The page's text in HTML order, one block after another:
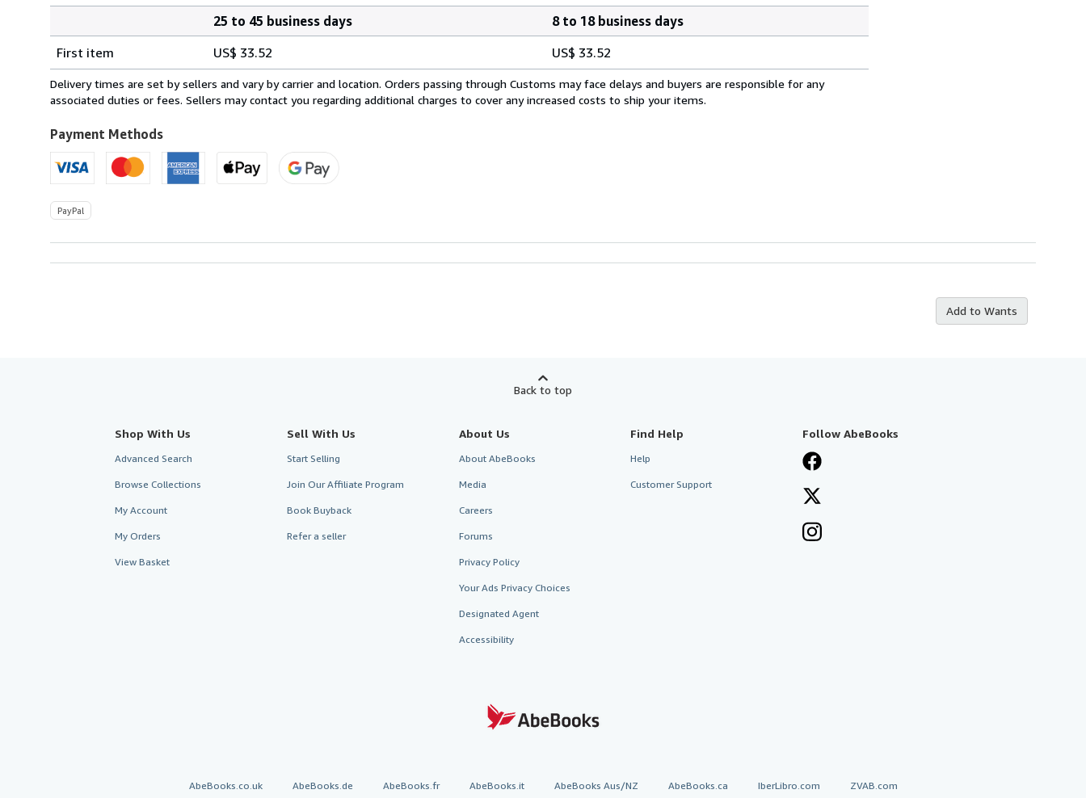
rates
from
Italy
U.S.A.
25 to 45 business days
8 to 18 business days
First item
US$ 33.52 US$ 33.52
Delivery times are set by sellers and vary by carrier and location. Orders passing through Customs may face delays and buyers are responsible for any
associated duties or fees. Sellers may contact you regarding additional charges to cover any increased costs to ship your items.
Payment Methods
PayPal
Add to Wants
Back to top
Shop With Us
Advanced Search
Browse Collections
My Account
My Orders
View Basket
Sell With Us
Start Selling
Join Our Affiliate Program
Book Buyback
Refer a seller
About Us
About AbeBooks
Media
Careers
Forums
Privacy Policy
Your Ads Privacy Choices
Designated Agent
Accessibility
Find Help
Help
Customer Support
Follow AbeBooks
AbeBooks.co.uk AbeBooks.de AbeBooks.fr AbeBooks.it AbeBooks Aus/NZ AbeBooks.ca IberLibro.com ZVAB.com